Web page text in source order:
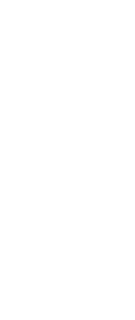
do pulmão são
no cancro da
na alimentação